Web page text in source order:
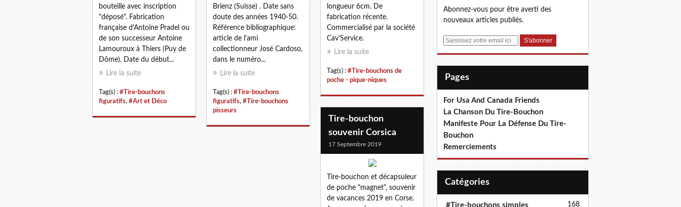
bouteille avec inscription
"déposé". Fabrication
française d'Antoine Pradel ou
de son successeur Antoine
Lamouroux à Thiers (Puy de
Dôme). Date du début...
Lire la suite
Tag(s) : #Tire-bouchons
figuratifs, #Art et Déco
Brienz (Suisse) . Date sans
doute des années 1940-50.
Référence bibliographique:
article de l'ami
collectionneur José Cardoso,
dans le numéro...
Lire la suite
Tag(s) : #Tire-bouchons
figuratifs, #Tire-bouchons
pisseurs
longueur 6cm. De
fabrication récente.
Commercialisé par la société
Cav'Service.
Lire la suite
Tag(s) : #Tire-bouchons de
poche - pique-niques
Tire-bouchon
souvenir Corsica
17 Septembre 2019
Tire-bouchon et décapsuleur
de poche "magnet", souvenir
de vacances 2019 en Corse.
Abonnez-vous pour être averti des
nouveaux articles publiés.
E
Pages
For Usa And Canada Friends
La Chanson Du Tire-Bouchon
Manifeste Pour La Défense Du Tire-
Bouchon
Remerciements
Catégories
#Tire-bouchons simples 168